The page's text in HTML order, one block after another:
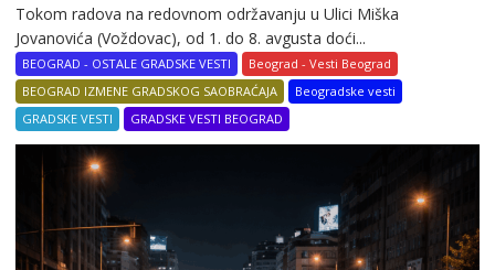
Tokom radova na redovnom održavanju u Ulici Miška
Jovanovića (Voždovac), od 1. do 8. avgusta doći...
BEOGRAD - OSTALE GRADSKE VESTI
Beograd - Vesti Beograd
BEOGRAD IZMENE GRADSKOG SAOBRAĆAJA
Beogradske vesti
GRADSKE VESTI
GRADSKE VESTI BEOGRAD